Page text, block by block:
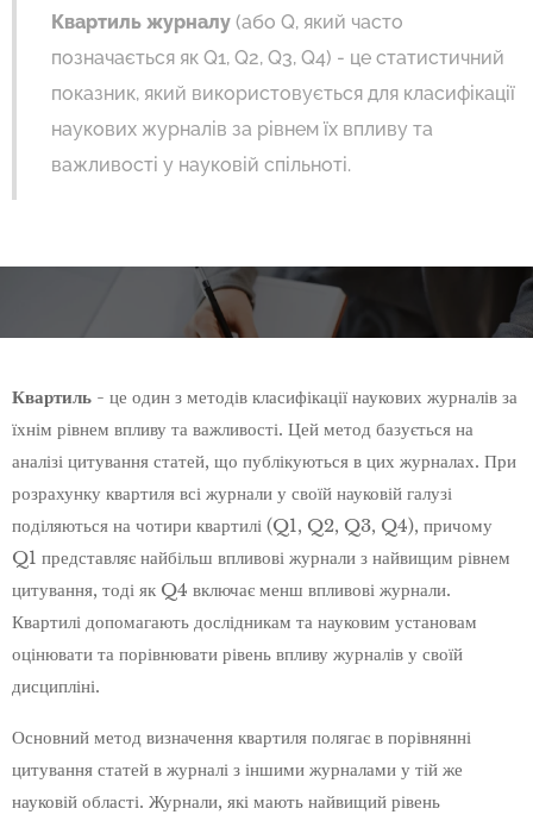
Квартиль журналу (або Q, який часто
позначається як Q1, Q2, Q3, Q4) - це статистичний
показник, який використовується для класифікації
наукових журналів за рівнем їх впливу та
важливості у науковій спільноті.
Квартиль - це один з методів класифікації наукових журналів за
їхнім рівнем впливу та важливості. Цей метод базується на
аналізі цитування статей, що публікуються в цих журналах. При
розрахунку квартиля всі журнали у своїй науковій галузі
поділяються на чотири квартилі (Q1, Q2, Q3, Q4), причому
Q1 представляє найбільш впливові журнали з найвищим рівнем
цитування, тоді як Q4 включає менш впливові журнали.
Квартилі допомагають дослідникам та науковим установам
оцінювати та порівнювати рівень впливу журналів у своїй
дисципліні.
Основний метод визначення квартиля полягає в порівнянні
цитування статей в журналі з іншими журналами у тій же
науковій області. Журнали, які мають найвищий рівень